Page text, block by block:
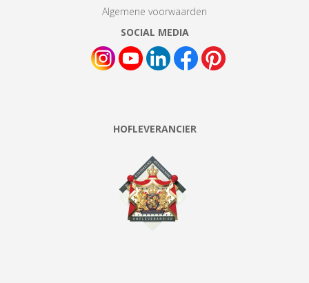
Algemene voorwaarden
SOCIAL MEDIA
HOFLEVERANCIER